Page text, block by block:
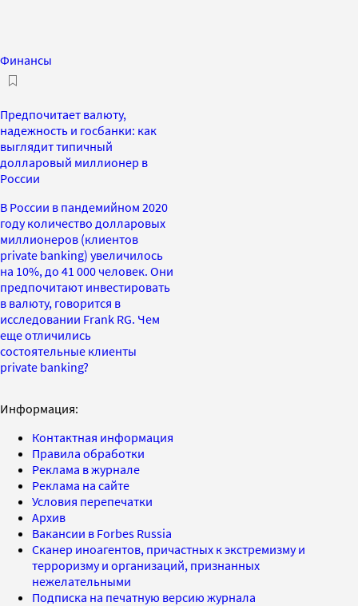
Финансы
Предпочитает валюту,
надежность и госбанки: как
выглядит типичный
долларовый миллионер в
России
В России в пандемийном 2020
году количество долларовых
миллионеров (клиентов
private banking) увеличилось
на 10%, до 41 000 человек. Они
предпочитают инвестировать
в валюту, говорится в
исследовании Frank RG. Чем
еще отличились
состоятельные клиенты
private banking?
Информация:
Контактная информация
Правила обработки
Реклама в журнале
Реклама на сайте
Условия перепечатки
Архив
Вакансии в Forbes Russia
Сканер иноагентов, причастных к экстремизму и
терроризму и организаций, признанных
нежелательными
Подписка на печатную версию журнала